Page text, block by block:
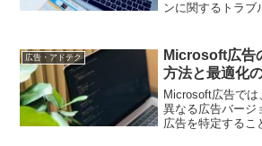
ンに関するトラブ
広告・アドテク
Microsoft広告
方法と最適化
Microsoft広告で
異なる広告バージ
広告を特定するこ